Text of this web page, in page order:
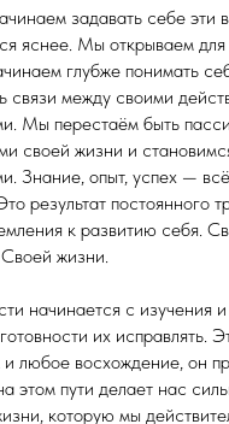
задавать себе эти
яснее. Мы открываем
глубже понимать
связи между своими
Мы перестаём быть
своей жизни и
Знание, опыт, успех —
результат постоянного
к развитию себя.
жизни.
начинается с изучения
их исправлять.
и любое восхождение, он
этом пути делает нас
которую мы